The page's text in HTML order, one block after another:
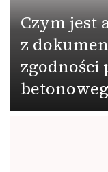
Czym jest
z
zgodności